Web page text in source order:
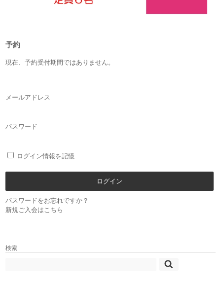
予約
現在、予約受付期間ではありません。
メールアドレス
パスワード
ログイン情報を記憶
パスワードをお忘れですか？
新規ご入会はこちら
検索